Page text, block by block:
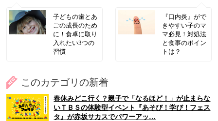
子どもの歯とあ
ごの成長のため
に！食卓に取り
入れたい3つの
習慣
『口内炎』がで
きやすい子のマ
マ必見！対処法
と食事のポイン
トは？
このカテゴリの新着
春休みどこ行く？親子で「なるほど！」が止まらな
いＴＢＳの体験型イベント『あそび！学び！フェス
タ』が赤坂サカスでパワーアッ…